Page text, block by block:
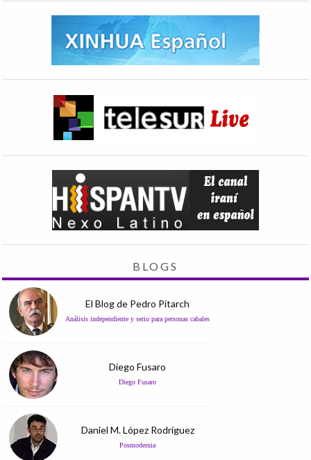
BLOGS
El Blog de Pedro Pitarch
Análisis independiente y serio para personas cabales
Diego Fusaro
Diego Fusaro
Daniel M. López Rodríguez
Posmodernia